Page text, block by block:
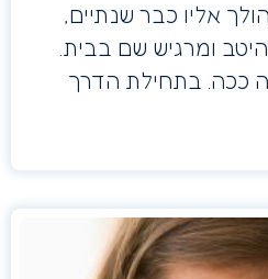
אליו כבר שנתיים,
ומרגיש שם בבית.
ככה. בתחילת הדרך